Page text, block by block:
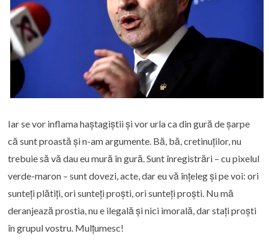
Iar se vor inflama haștagiștii și vor urla ca din gură de șarpe
că sunt proastă și n-am argumente. Bă, bă, cretinuților, nu
trebuie să vă dau eu mură în gură. Sunt înregistrări – cu pixelul
verde-maron – sunt dovezi, acte, dar eu vă înțeleg și pe voi: ori
sunteți plătiți, ori sunteți proști, ori sunteți proști. Nu mă
deranjează prostia, nu e ilegală și nici imorală, dar stați proști
în grupul vostru. Mulțumesc!